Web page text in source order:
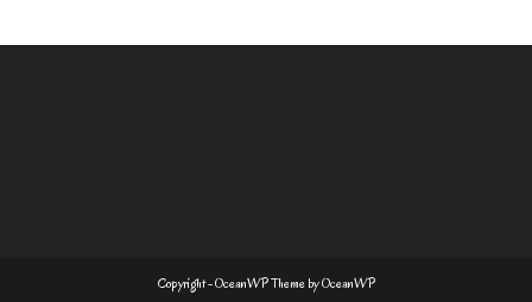
Copyright - OceanWP Theme by OceanWP